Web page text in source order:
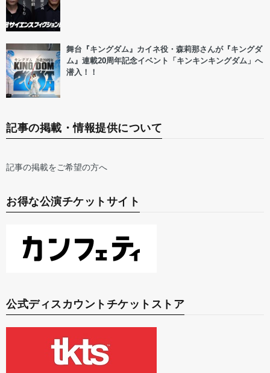
舞台『キングダム』カイネ役・森莉那さんが『キングダ
ム』連載20周年記念イベント「キンキンキングダム」へ
潜入！！
記事の掲載・情報提供について
記事の掲載をご希望の方へ
お得な公演チケットサイト
公式ディスカウントチケットストア